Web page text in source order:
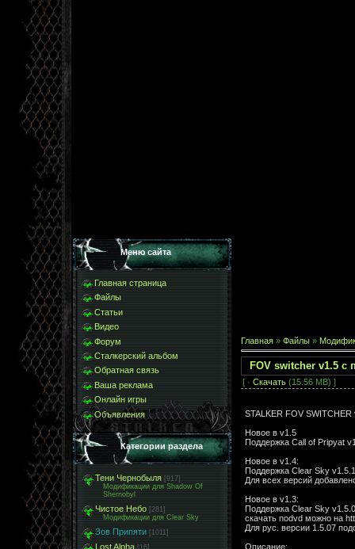
Меню сайта
Главная страница
Файлы
Статьи
Видео
Форум
Сталкерский альбом
Обратная связь
Ваша реклама
Онлайн игры
Объявления
Категории раздела
Тени Чернобыля [917]
Модификации для Shadow Of
Shernobyl
Чистое Небо [281]
Модификации для Clear Sky
Зов Припяти [1011]
Lost Alpha [16]
Главная » Файлы »
FOV switcher v1.5 с
[ · Скачать (15.56 MB) ]
STALKER FOV SWITCHER
Новое в v1.5
Поддержка Call of Pripyat
Новое в v1.4:
Поддержка Clear Sky
Для всех версий
Новое в v1.3:
Поддержка Clear Sky
скачать nodvd можно на
Для рус. версии 1.5.07
Описание: